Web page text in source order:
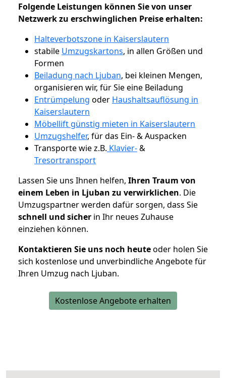
Folgende Leistungen können Sie von unser
Netzwerk zu erschwinglichen Preise erhalten:
Halteverbotszone in Kaiserslautern
stabile Umzugskartons, in allen Größen und
Formen
Beiladung nach Ljuban, bei kleinen Mengen,
organisieren wir, für Sie eine Beiladung
Entrümpelung oder Haushaltsauflösung in
Kaiserslautern
Möbellift günstig mieten in Kaiserslautern
Umzugshelfer, für das Ein- & Auspacken
Transporte wie z.B. Klavier-&
Tresortransport
Lassen Sie uns Ihnen helfen, Ihren Traum von
einem Leben in Ljuban zu verwirklichen. Die
Umzugspartner werden dafür sorgen, dass Sie
schnell und sicher in Ihr neues Zuhause
einziehen können.
Kontaktieren Sie uns noch heuteoder holen Sie
sich kostenlose und unverbindliche Angebote für
Ihren Umzug nach Ljuban.
Kostenlose Angebote erhalten